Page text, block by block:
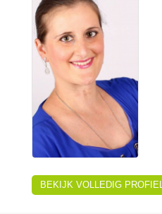
BEKIJK VOLLEDIG PROFIEL